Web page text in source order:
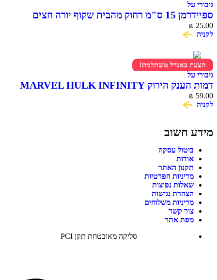
גיבורי על
ספיידרמן 15 ס"מ רחוק מהבית שקוף יורה חצים
SPIDER MAN
₪ 25.00
לקניה
הצעת באנדל משתלמת!
גיבורי על
דמות הענק הירוק MARVEL HULK INFINITY
WAR סדרת Titan Hero
₪ 59.00
לקניה
מידע חשוב
ביטול עסקה
אודות
תקנון האתר
מדיניות הפרטיות
שאלות נפוצות
הצהרת נגישות
מדיניות משלוחים
צור קשר
מפת אתר
סליקה מאובטחת תקן PCI